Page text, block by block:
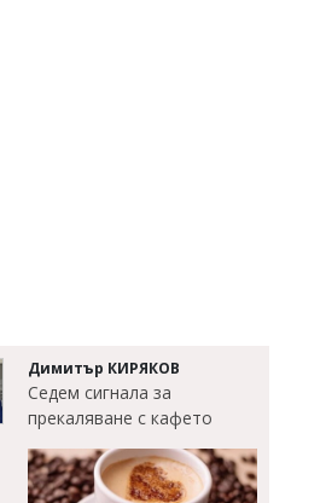
Димитър КИРЯКОВ
Седем сигнала за
прекаляване с кафето